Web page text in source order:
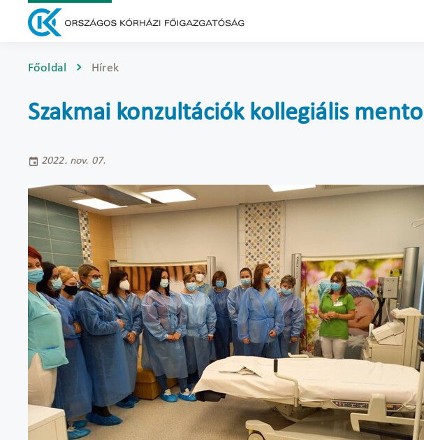
Főoldal Hírek
Szakmai konzultációk kollegiális
2022. nov. 07.